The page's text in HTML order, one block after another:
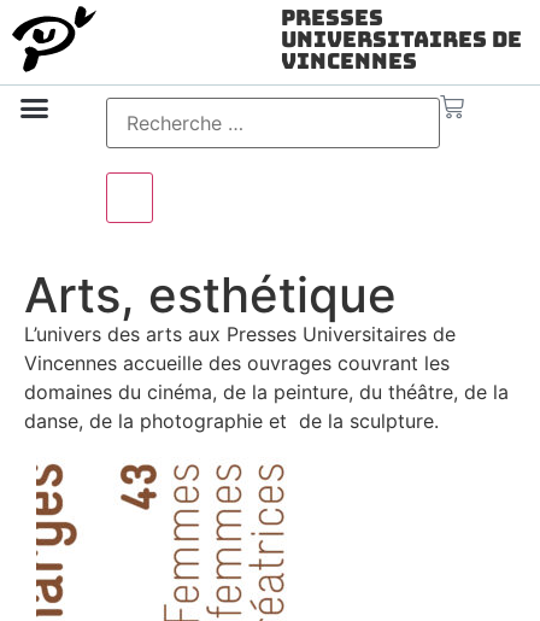
Presses
Universitaires de
Vincennes
Arts, esthétique
L’univers des arts aux Presses Universitaires de
Vincennes accueille des ouvrages couvrant les
domaines du cinéma, de la peinture, du théâtre, de la
danse, de la photographie et de la sculpture.